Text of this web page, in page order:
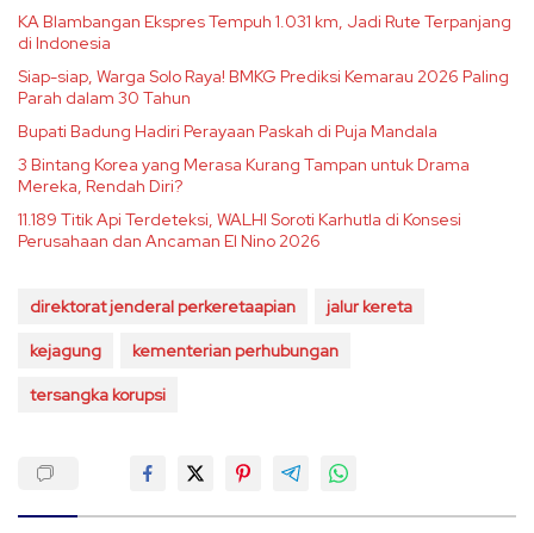
KA Blambangan Ekspres Tempuh 1.031 km, Jadi Rute Terpanjang
di Indonesia
Siap-siap, Warga Solo Raya! BMKG Prediksi Kemarau 2026 Paling
Parah dalam 30 Tahun
Bupati Badung Hadiri Perayaan Paskah di Puja Mandala
3 Bintang Korea yang Merasa Kurang Tampan untuk Drama
Mereka, Rendah Diri?
11.189 Titik Api Terdeteksi, WALHI Soroti Karhutla di Konsesi
Perusahaan dan Ancaman El Nino 2026
direktorat jenderal perkeretaapian jalur kereta
kejagung kementerian perhubungan
tersangka korupsi